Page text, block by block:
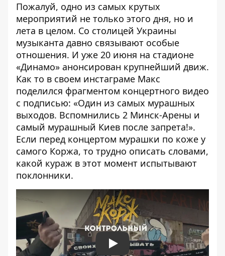
Пожалуй, одно из самых крутых
мероприятий не только этого дня, но и
лета в целом. Со столицей Украины
музыканта давно связывают особые
отношения. И уже 20 июня на стадионе
«Динамо» анонсирован крупнейший движ.
Как то в своем инстаграме Макс
поделился фрагментом концертного видео
с подписью: «Один из самых мурашных
выходов. Вспомнились 2 Минск-Арены и
самый мурашный Киев после запрета!».
Если перед концертом мурашки по коже у
самого Коржа, то трудно описать словами,
какой кураж в этот момент испытывают
поклонники.
Play